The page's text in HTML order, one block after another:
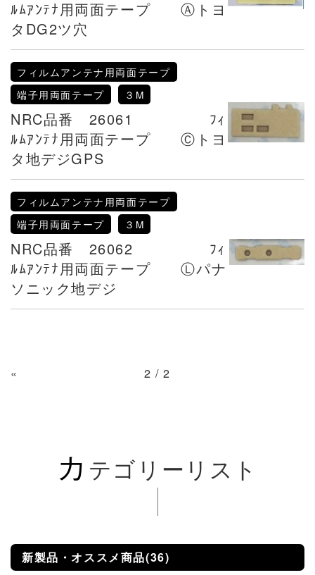
ﾙﾑｱﾝﾃﾅ用両面テープ Ⓐトヨ
タDG2ツ穴
フィルムアンテナ用両面テープ
端子用両面テープ
３M
NRC品番 26061 ﾌｨ
ﾙﾑｱﾝﾃﾅ用両面テープ Ⓒトヨ
タ地デジGPS
フィルムアンテナ用両面テープ
端子用両面テープ
３M
NRC品番 26062 ﾌｨ
ﾙﾑｱﾝﾃﾅ用両面テープ Ⓛパナ
ソニック地デジ
« 2 / 2
カ テゴリーリスト
新製品・オススメ商品(36)